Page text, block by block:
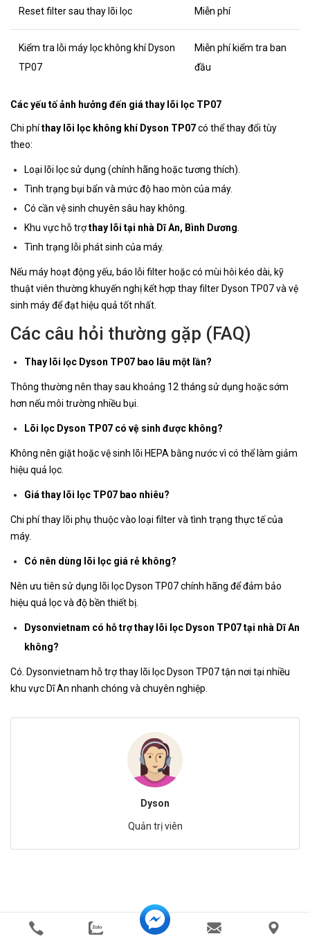
Reset filter sau thay lõi lọc Miễn phí
Kiểm tra lỗi máy lọc không khí Dyson
TP07
Miễn phí kiểm tra ban
đầu
Các yếu tố ảnh hưởng đến giá thay lõi lọc TP07
Chi phíthay lõi lọc không khí Dyson TP07có thể thay đổi tùy
theo:
Loại lõi lọc sử dụng (chính hãng hoặc tương thích).
Tình trạng bụi bẩn và mức độ hao mòn của máy.
Có cần vệ sinh chuyên sâu hay không.
Khu vực hỗ trợthay lõi tại nhà Dĩ An, Bình Dương
Tình trạng lỗi phát sinh của máy.
Nếu máy hoạt động yếu, báo lỗi filter hoặc có mùi hôi kéo dài, kỹ
thuật viên thường khuyến nghị kết hợp thay filter Dyson TP07 và vệ
sinh máy để đạt hiệu quả tốt nhất.
Các câu hỏi thường gặp (FAQ)
Thay lõi lọc Dyson TP07 bao lâu một lần?
Thông thường nên thay sau khoảng 12 tháng sử dụng hoặc sớm
hơn nếu môi trường nhiều bụi.
Lõi lọc Dyson TP07 có vệ sinh được không?
Không nên giặt hoặc vệ sinh lõi HEPA bằng nước vì có thể làm giảm
hiệu quả lọc.
Giá thay lõi lọc TP07 bao nhiêu?
Chi phí thay lõi phụ thuộc vào loại filter và tình trạng thực tế của
máy.
Có nên dùng lõi lọc giá rẻ không?
Nên ưu tiên sử dụng lõi lọc Dyson TP07 chính hãng để đảm bảo
hiệu quả lọc và độ bền thiết bị.
Dysonvietnam có hỗ trợ thay lõi lọc Dyson TP07 tại nhà Dĩ An
không?
Có. Dysonvietnam hỗ trợ thay lõi lọc Dyson TP07 tận nơi tại nhiều
khu vực Dĩ An nhanh chóng và chuyên nghiệp.
Dyson
Quản trị viên
Bài Viết Liên Quan